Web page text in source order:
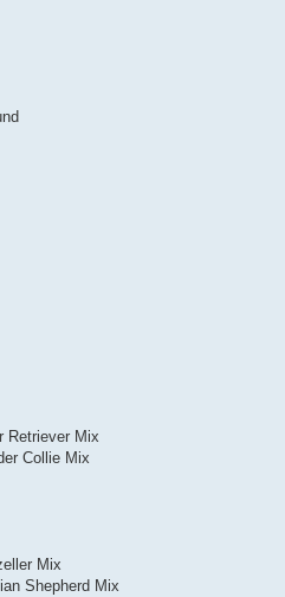
Retriever Mix
Collie Mix
Mix
Shepherd Mix